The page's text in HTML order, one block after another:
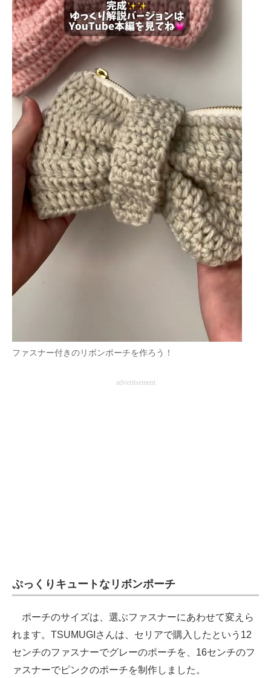
建設×テクノロジーの最前線
ちょっと気になるネットの話題
ファスナー付きのリボンポーチを作ろう！
advertisement
ぷっくりキュートなリボンポーチ
ポーチのサイズは、選ぶファスナーにあわせて変えら
れます。TSUMUGIさんは、セリアで購入したという12
センチのファスナーでグレーのポーチを、16センチのフ
ァスナーでピンクのポーチを制作しました。